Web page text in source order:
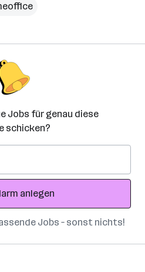
Jobs für genau diese
schicken?
anlegen
Jobs – sonst nichts!